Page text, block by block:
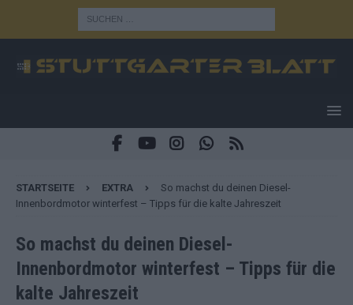
STARTSEITE EXTRA
So machst du deinen Diesel-
Innenbordmotor winterfest – Tipps für die kalte Jahreszeit
So machst du deinen Diesel-
Innenbordmotor winterfest – Tipps für die
kalte Jahreszeit